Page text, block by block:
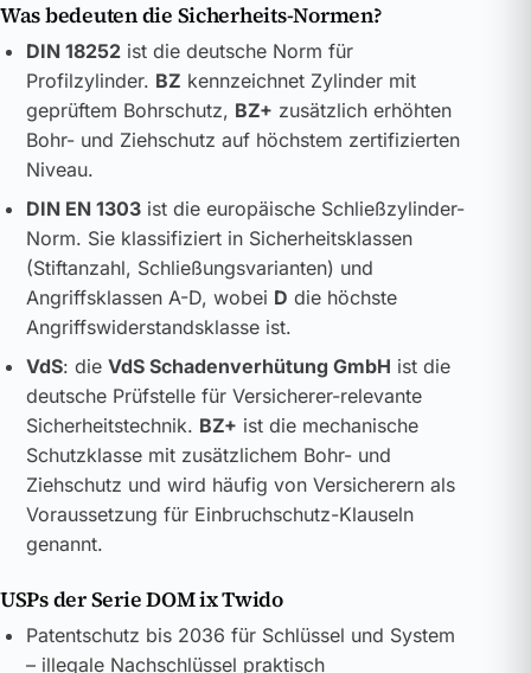
Was bedeuten die Sicherheits-Normen?
DIN 18252ist die deutsche Norm für
Profilzylinder. BZ kennzeichnet Zylinder mit
geprüftem Bohrschutz, BZ+ zusätzlich erhöhten
Bohr- und Ziehschutz auf höchstem zertifizierten
Niveau.
DIN EN 1303ist die europäische Schließzylinder-
Norm. Sie klassifiziert in Sicherheitsklassen
(Stiftanzahl, Schließungsvarianten) und
Angriffsklassen A-D, wobei D die höchste
Angriffswiderstandsklasse ist.
VdS: die VdS Schadenverhütung GmbH ist die
deutsche Prüfstelle für Versicherer-relevante
Sicherheitstechnik. BZ+ ist die mechanische
Schutzklasse mit zusätzlichem Bohr- und
Ziehschutz und wird häufig von Versicherern als
Voraussetzung für Einbruchschutz-Klauseln
genannt.
USPs der Serie DOM ix Twido
Patentschutz bis 2036 für Schlüssel und System
– illegale Nachschlüssel praktisch